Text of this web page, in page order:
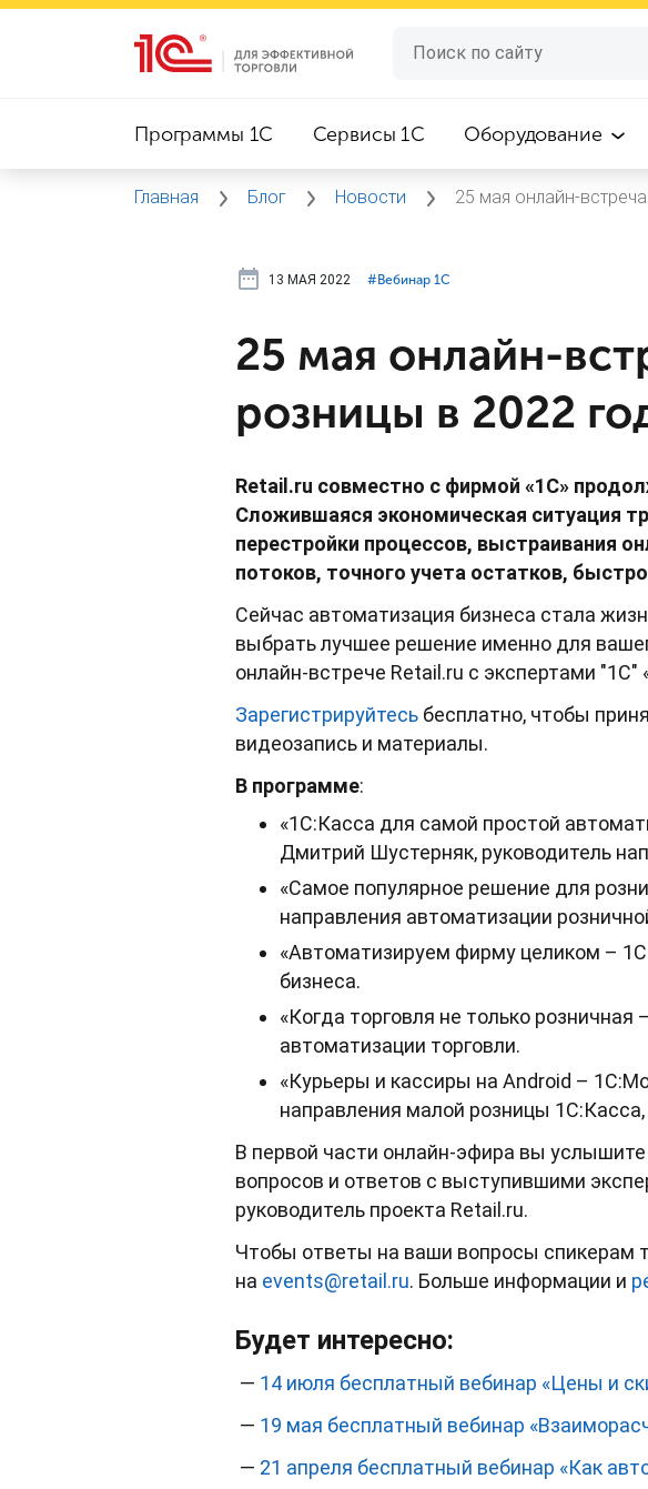
Программы 1C Сервисы 1C Оборудование
Главная Блог Новости 25 мая онлайн-
13 МАЯ 2022 #⁣Вебинар 1С
25 мая онлайн-
розницы в 2022
Retail.ru совместно с фирмой «1С»
Сложившаяся экономическая ситуация
перестройки процессов, выстраивания
потоков, точного учета остатков,
Сейчас автоматизация бизнеса стала
выбрать лучшее решение именно для
онлайн-встрече Retail.ru с экспертами
Зарегистрируйтесь бесплатно, чтобы
видеозапись и материалы.
В программе:
«1С:Касса для самой простой
Дмитрий Шустерняк, руководитель
«Самое популярное решение для
направления автоматизации
«Автоматизируем фирму целиком –
бизнеса.
«Когда торговля не только
автоматизации торговли.
«Курьеры и кассиры на Android –
направления малой розницы
В первой части онлайн-эфира вы
вопросов и ответов с выступившими
руководитель проекта Retail.ru.
Чтобы ответы на ваши вопросы спикерам
на events@retail.ru. Больше информации и
Будет интересно:
— 14 июля бесплатный вебинар «Цены и
— 19 мая бесплатный вебинар
— 21 апреля бесплатный вебинар «Как